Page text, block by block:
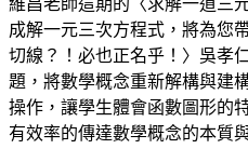
維昌老師這期的〈求解一道三
成解一元三次方程式，將為您
切線？！必也正名乎！〉吳孝
題，將數學概念重新解構與建
操作，讓學生體會函數圖形的
有效率的傳達數學概念的本質